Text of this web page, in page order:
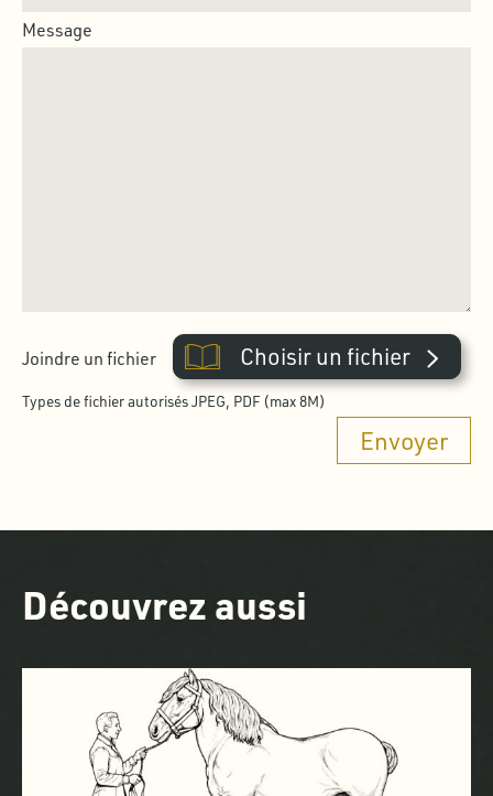
Message
Joindre un fichier Choisir un fichier
Types de fichier autorisés JPEG, PDF (max 8M)
Découvrez aussi